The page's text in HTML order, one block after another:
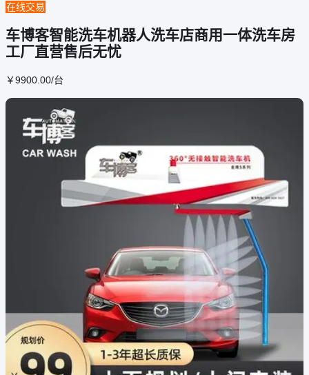
在线交易
车博客智能洗车机器人洗车店商用一体洗车房
工厂直营售后无忧
￥9900.00/台